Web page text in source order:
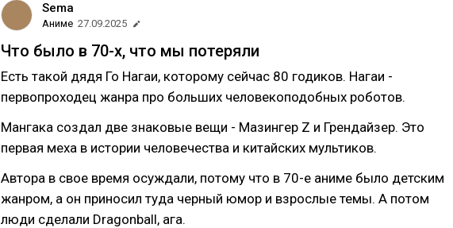
Sema
Аниме 27.09.2025
Что было в 70-х, что мы потеряли
Есть такой дядя Го Нагаи, которому сейчас 80 годиков. Нагаи -
первопроходец жанра про больших человекоподобных роботов.
Мангака создал две знаковые вещи - Мазингер Z и Грендайзер. Это
первая меха в истории человечества и китайских мультиков.
Автора в свое время осуждали, потому что в 70-е аниме было детским
жанром, а он приносил туда черный юмор и взрослые темы. А потом
люди сделали Dragonball, ага.